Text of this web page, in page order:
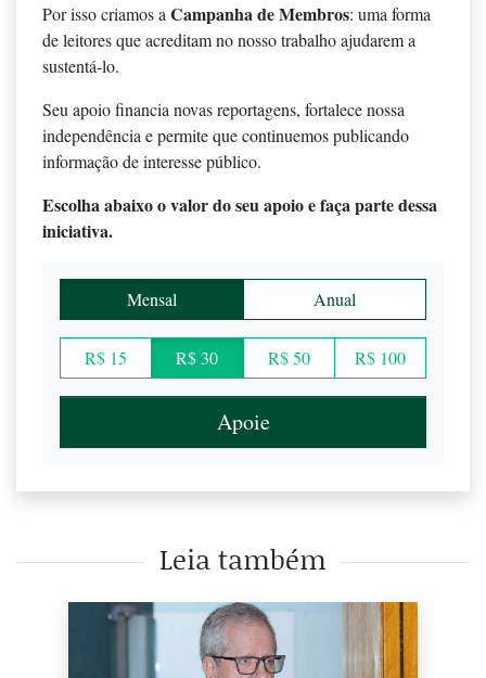
Por isso criamos aCampanha de Membros: uma forma
de leitores que acreditam no nosso trabalho ajudarem a
sustentá-lo.
Seu apoio financia novas reportagens, fortalece nossa
independência e permite que continuemos publicando
informação de interesse público.
Escolha abaixo o valor do seu apoio e faça parte dessa
iniciativa.
Mensal Anual
R$ 15 R$ 30 R$ 50 R$ 100
Apoie
Leia também